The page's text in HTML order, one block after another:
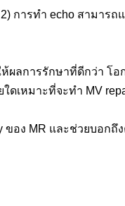
การทำ echo สามา
ห้ผลการรักษาที่ดีกว่า โ
เหมาะที่จะทำ MV
ของ MR และช่วยบอก